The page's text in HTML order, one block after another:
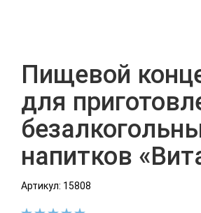
Пищевой
для
напитков
Артикул: 15808